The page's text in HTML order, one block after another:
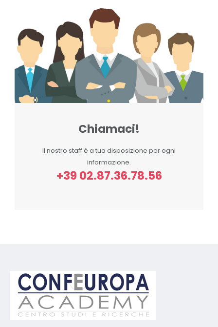
Chiamaci!
Il nostro staff è a tua disposizione per ogni
informazione.
+39 02.87.36.78.56